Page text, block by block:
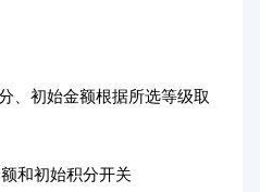
、初始金额根据所选等级取
和初始积分开关